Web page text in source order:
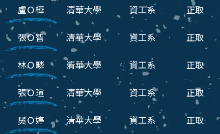
盧Ｏ樺 清華大學 資工系 正取
張Ｏ智 清華大學 資工系 正取
林Ｏ疄 清華大學 資工系 正取
張Ｏ瑄 清華大學 資工系 正取
吳Ｏ婷 清華大學 資工系 正取